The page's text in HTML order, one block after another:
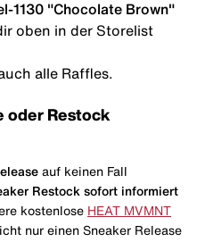
1130 "Chocolate Brown"
oben in der Storelist
alle Raffles.
oder Restock
auf keinen Fall
Restock sofort informiert
kostenlose HEAT MVMNT
nur einen Sneaker Release